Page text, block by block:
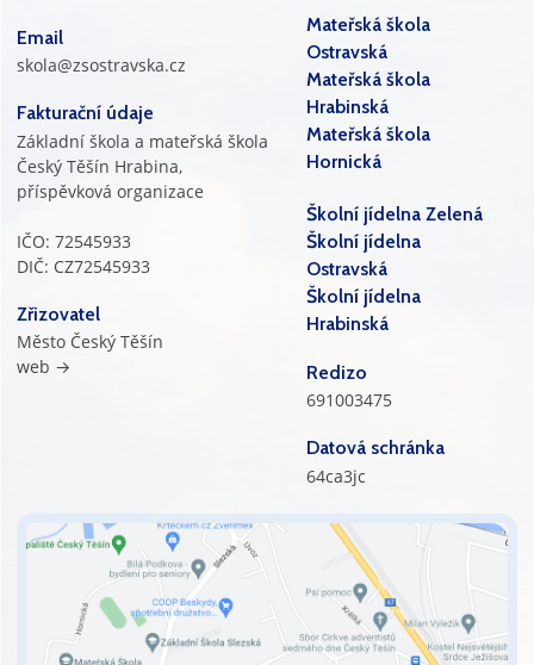
Email
skola@zsostravska.cz
Fakturační údaje
Základní škola a mateřská škola
Český Těšín Hrabina,
příspěvková organizace
IČO: 72545933
DIČ: CZ72545933
Zřizovatel
Město Český Těšín
web →
Mateřská škola
Ostravská
Mateřská škola
Hrabinská
Mateřská škola
Hornická
Školní jídelna Zelená
Školní jídelna
Ostravská
Školní jídelna
Hrabinská
Redizo
691003475
Datová schránka
64ca3jc